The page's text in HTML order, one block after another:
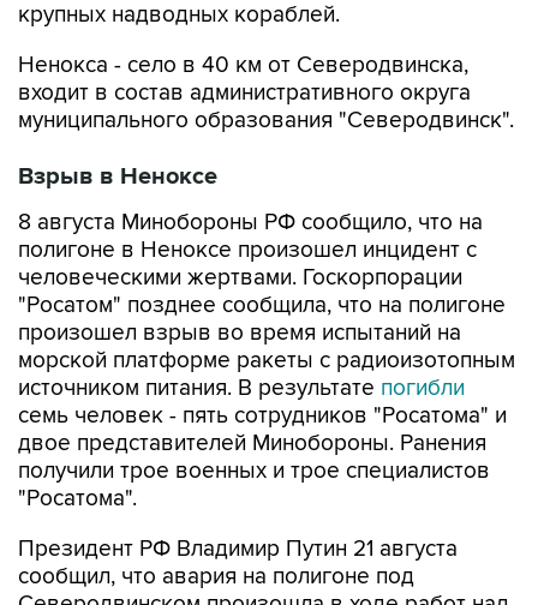
Ненокса - село в 40 км от Северодвинска,
муниципального образования "Северодвинск".
Взрыв в Неноксе
8 августа Минобороны РФ сообщило, что на
человеческими жертвами. Госкорпорации
"Росатом" позднее сообщила, что на полигоне
произошел взрыв во время испытаний на
морской платформе ракеты с радиоизотопным
источником питания. В результатепогибли
семь человек - пять сотрудников "Росатома" и
двое представителей Минобороны. Ранения
получили трое военных и трое специалистов
"Росатома".
Президент РФ Владимир Путин 21 августа
Северодвинском произошла в ходе работ над
перспективными системами вооружений.